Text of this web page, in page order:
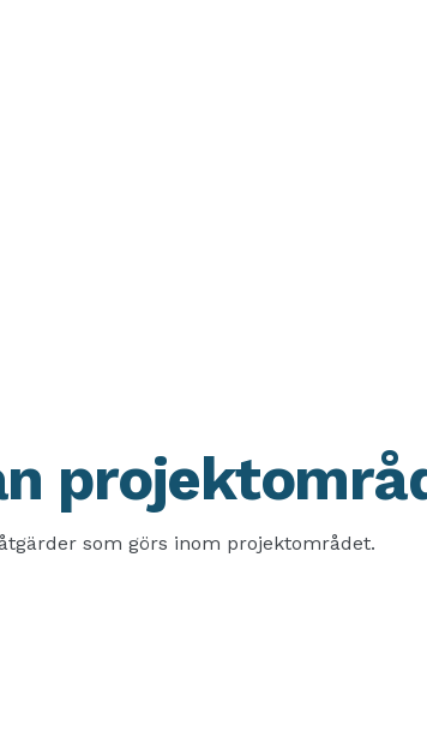
som görs inom projektområdet.